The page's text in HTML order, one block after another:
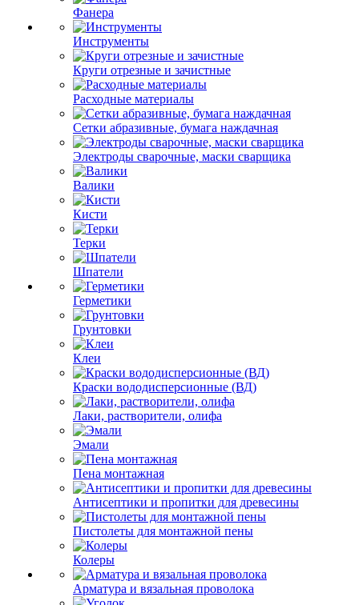
Фанера
Инструменты
Круги отрезные и зачистные
Расходные материалы
Сетки абразивные, бумага наждачная
Электроды сварочные, маски сварщика
Валики
Кисти
Терки
Шпатели
Герметики
Грунтовки
Клеи
Краски вододисперсионные (ВД)
Лаки, растворители, олифа
Эмали
Пена монтажная
Антисептики и пропитки для древесины
Пистолеты для монтажной пены
Колеры
Арматура и вязальная проволока